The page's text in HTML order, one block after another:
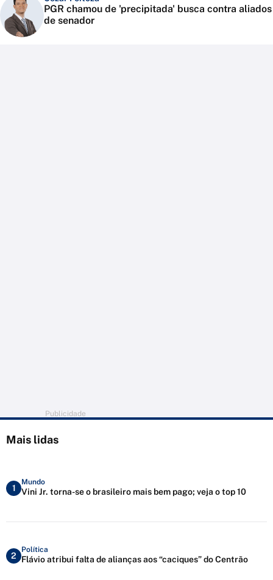
PGR chamou de 'precipitada' busca contra aliados
de senador
Publicidade
Mais lidas
1
Mundo
Vini Jr. torna-se o brasileiro mais bem pago; veja o top 10
2
Política
Flávio atribui falta de alianças aos “caciques” do Centrão